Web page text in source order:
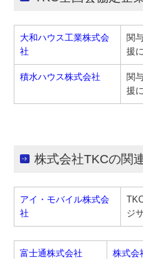
大和ハウス工業株式会
社
関
援
積水ハウス株式会社
関
援
株式会社TKCの関
アイ・モバイル株式会
社
ジ
富士通株式会社 株式会